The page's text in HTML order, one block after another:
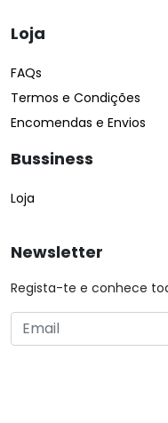
Loja
FAQs
Termos e Condições
Encomendas e Envios
Bussiness
Loja
Newsletter
Regista-te e conhece